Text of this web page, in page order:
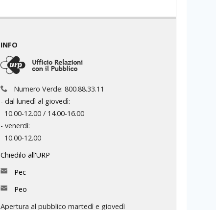
INFO
Numero Verde: 800.88.33.11
- dal lunedì al giovedì:
10.00-12.00 / 14.00-16.00
- venerdì:
10.00-12.00
Chiedilo all'URP
Pec
Peo
Apertura al pubblico martedì e giovedì